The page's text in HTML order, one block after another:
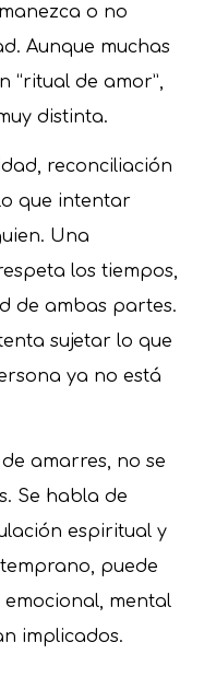
o no
Aunque muchas
“ritual de amor”,
distinta.
reconciliación
que intentar
Una
los tiempos,
de ambas partes.
sujetar lo que
ya no está
amarres, no se
Se habla de
espiritual y
puede
mental
implicados.